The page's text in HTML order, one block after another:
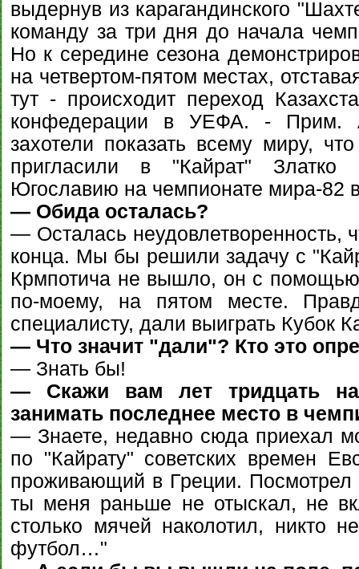
выдернув из карагандинского
команду за три дня до начала
Но к середине сезона
на четвертом-пятом местах,
тут - происходит переход
конфедерации в УЕФА. - Прим.
захотели показать всему миру,
пригласили в "Кайрат" Златко
Югославию на чемпионате мира-82
— Обида осталась?
— Осталась неудовлетворенность,
конца. Мы бы решили задачу с
Крмпотича не вышло, он с помощью
по-моему, на пятом месте.
специалисту, дали выиграть Кубок
— Что значит "дали"? Кто это
— Знать бы!
— Скажи вам лет тридцать
занимать последнее место в
— Знаете, недавно сюда приехал
по "Кайрату" советских времен
проживающий в Греции. Посмотрел
ты меня раньше не отыскал, не
столько мячей наколотил, никто
футбол…"